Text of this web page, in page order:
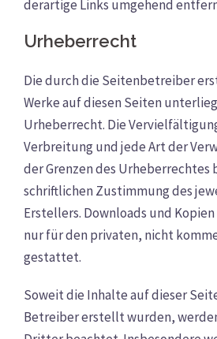
derartige Links umgehend
Urheberrecht
Die durch die Seitenbetreiber
Werke auf diesen Seiten
Urheberrecht. Die
Verbreitung und jede Art der
der Grenzen des Urheberrechtes
schriftlichen Zustimmung des
Erstellers. Downloads und
nur für den privaten, nicht
gestattet.
Soweit die Inhalte auf dieser
Betreiber erstellt wurden,